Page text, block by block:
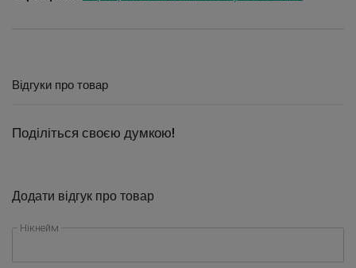
Відгуки про товар
Поділіться своєю думкою!
Додати відгук про товар
Нікнейм